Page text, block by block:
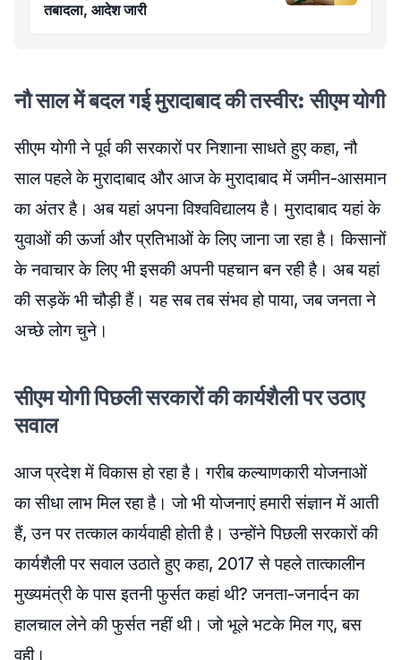
तबादला, आदेश जारी
नौ साल में बदल गई मुरादाबाद की तस्वीर: सीएम योगी
सीएम योगी ने पूर्व की सरकारों पर निशाना साधते हुए कहा, नौ
साल पहले के मुरादाबाद और आज के मुरादाबाद में जमीन-आसमान
का अंतर है। अब यहां अपना विश्वविद्यालय है। मुरादाबाद यहां के
युवाओं की ऊर्जा और प्रतिभाओं के लिए जाना जा रहा है। किसानों
के नवाचार के लिए भी इसकी अपनी पहचान बन रही है। अब यहां
की सड़कें भी चौड़ी हैं। यह सब तब संभव हो पाया, जब जनता ने
अच्छे लोग चुने।
सीएम योगी पिछली सरकारों की कार्यशैली पर उठाए
सवाल
आज प्रदेश में विकास हो रहा है। गरीब कल्याणकारी योजनाओं
का सीधा लाभ मिल रहा है। जो भी योजनाएं हमारी संज्ञान में आती
हैं, उन पर तत्काल कार्यवाही होती है। उन्होंने पिछली सरकारों की
कार्यशैली पर सवाल उठाते हुए कहा, 2017 से पहले तात्कालीन
मुख्यमंत्री के पास इतनी फुर्सत कहां थी? जनता-जनार्दन का
हालचाल लेने की फुर्सत नहीं थी। जो भूले भटके मिल गए, बस
वही।